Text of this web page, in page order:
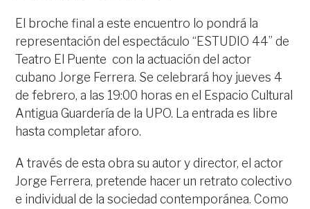
El broche final a este encuentro lo pondrá la
representación del espectáculo “ESTUDIO 44” de
Teatro El Puente con la actuación del actor
cubano Jorge Ferrera. Se celebrará hoy jueves 4
de febrero, a las 19:00 horas en el Espacio Cultural
Antigua Guardería de la UPO. La entrada es libre
hasta completar aforo.
A través de esta obra su autor y director, el actor
Jorge Ferrera, pretende hacer un retrato colectivo
e individual de la sociedad contemporánea. Como